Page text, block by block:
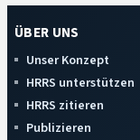
ÜBER UNS
Unser Konzept
HRRS unterstützen
HRRS zitieren
Publizieren